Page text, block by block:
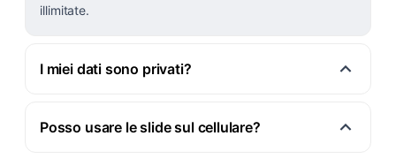
illimitate.
I miei dati sono privati?
Posso usare le slide sul cellulare?